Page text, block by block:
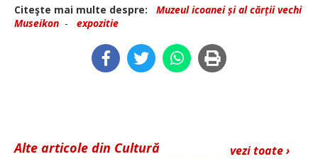
Citeşte mai multe despre:
Muzeul icoanei și al cărții vechi
Museikon - expozitie
vezi toate ›
Alte articole din Cultură